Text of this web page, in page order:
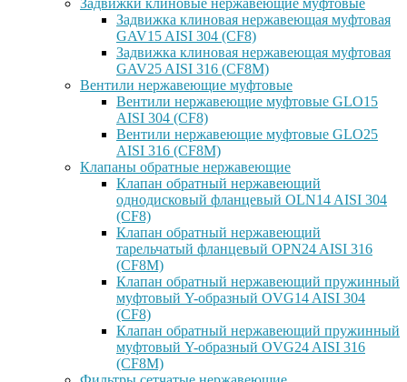
Задвижки клиновые нержавеющие муфтовые
Задвижка клиновая нержавеющая муфтовая
GAV15 AISI 304 (CF8)
Задвижка клиновая нержавеющая муфтовая
GAV25 AISI 316 (CF8M)
Вентили нержавеющие муфтовые
Вентили нержавеющие муфтовые GLO15
AISI 304 (CF8)
Вентили нержавеющие муфтовые GLO25
AISI 316 (CF8M)
Клапаны обратные нержавеющие
Клапан обратный нержавеющий
однодисковый фланцевый OLN14 AISI 304
(CF8)
Клапан обратный нержавеющий
тарельчатый фланцевый OPN24 AISI 316
(CF8M)
Клапан обратный нержавеющий пружинный
муфтовый Y-образный OVG14 AISI 304
(CF8)
Клапан обратный нержавеющий пружинный
муфтовый Y-образный OVG24 AISI 316
(CF8М)